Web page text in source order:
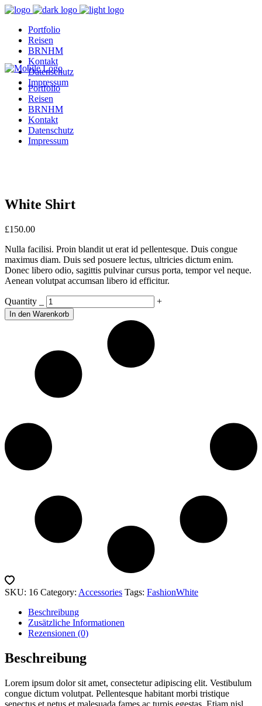
Portfolio
Reisen
BRNHM
Kontakt
Datenschutz
Impressum
Portfolio
Reisen
BRNHM
Kontakt
Datenschutz
Impressum
White Shirt
£150.00
Nulla facilisi. Proin blandit ut erat id pellentesque. Duis congue
maximus diam. Duis sed posuere lectus, ultricies dictum enim.
Donec libero odio, sagittis pulvinar cursus porta, tempor vel neque.
Aenean volutpat accumsan libero id efficitur.
White
Shirt
quantity
Quantity +
In den Warenkorb
SKU: 16 Category: Accessories Tags: FashionWhite
Beschreibung
Zusätzliche Informationen
Rezensionen (0)
Beschreibung
Lorem ipsum dolor sit amet, consectetur adipiscing elit. Vestibulum
congue dictum volutpat. Pellentesque habitant morbi tristique
senectus et netus et malesuada fames ac turpis egestas. Etiam nisl